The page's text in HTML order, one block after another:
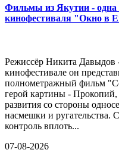
Фильмы из Якутии - одна
кинофестиваля "Окно в
Режиссёр Никита Давыдов
кинофестивале он
полнометражный фильм
герой картины - Прокопий,
развития со стороны
насмешки и ругательства.
контроль вплоть...
07-08-2026